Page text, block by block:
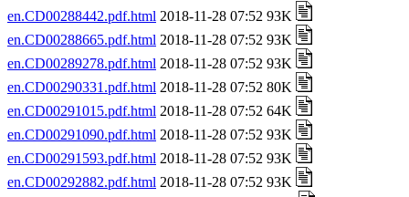
en.CD00288442.pdf.html 2018-11-28 07:52 93K
en.CD00288665.pdf.html 2018-11-28 07:52 93K
en.CD00289278.pdf.html 2018-11-28 07:52 93K
en.CD00290331.pdf.html 2018-11-28 07:52 80K
en.CD00291015.pdf.html 2018-11-28 07:52 64K
en.CD00291090.pdf.html 2018-11-28 07:52 93K
en.CD00291593.pdf.html 2018-11-28 07:52 93K
en.CD00292882.pdf.html 2018-11-28 07:52 93K